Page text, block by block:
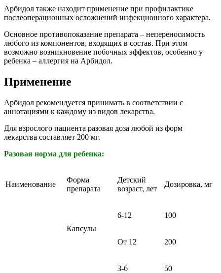
Арбидол также находит применение при профилактике
послеоперационных осложнений инфекционного характера.
Основное противопоказание препарата – непереносимость
любого из компонентов, входящих в состав. При этом
возможно возникновение побочных эффектов, особенно у
ребенка – аллергия на Арбидол.
Применение
Арбидол рекомендуется принимать в соответствии с
аннотациями к каждому из видов лекарства.
Для взрослого пациента разовая доза любой из форм
лекарства составляет 200 мг.
Разовая норма для ребенка:
Наименование
Форма
препарата
Детский
возраст, лет
Дозировка, мг
Капсулы
6-12 100
От 12 200
3-6 50